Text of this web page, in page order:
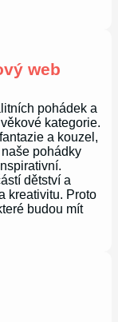
web
pohádek a
kategorie.
a kouzel,
pohádky
dětství a
kreativitu. Proto
budou mít